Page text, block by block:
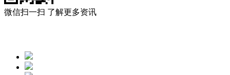
微信扫一扫 了解更多资讯